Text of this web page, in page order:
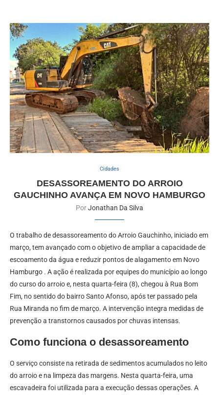
Cidades
DESASSOREAMENTO DO ARROIO
GAUCHINHO AVANÇA EM NOVO HAMBURGO
PorJonathan Da Silva
O trabalho de desassoreamento do Arroio Gauchinho, iniciado em
março, tem avançado com o objetivo de ampliar a capacidade de
escoamento da água e reduzir pontos de alagamento em Novo
Hamburgo . A ação é realizada por equipes do município ao longo
do curso do arroio e, nesta quarta-feira (8), chegou à Rua Bom
Fim, no sentido do bairro Santo Afonso, após ter passado pela
Rua Miranda no fim de março. A intervenção integra medidas de
prevenção a transtornos causados por chuvas intensas.
Como funciona o desassoreamento
O serviço consiste na retirada de sedimentos acumulados no leito
do arroio e na limpeza das margens. Nesta quarta-feira, uma
escavadeira foi utilizada para a execução dessas operações. A